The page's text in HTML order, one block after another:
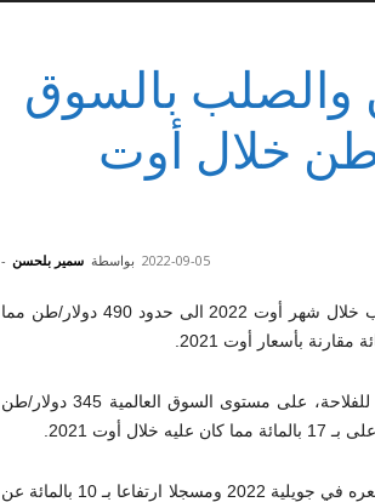
والصلب بالسوق
490 دولار/طن خلال أوت
بواسطة سمير بلحسن - 2022-09-05
تراجع معدل سعر القمح الصلب على مستوى السوق العالمية للحبوب خلال شهر أوت 2022 الى حدود 490 دولار/طن مما
وبلغ معدل سعر القمح اللين الأوروبي، وفق بيانات المرصد الوطني للفلاحة، على مستوى السوق العالمية 345 دولار/طن
وبلغ معدل سعر الشعير الأوروبي في حدود 303 دولار/ طن يقارب سعره في جويلية 2022 ومسجلا ارتفاعا بـ 10 بالمائة عن